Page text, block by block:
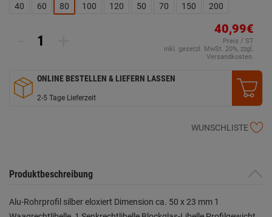
40 60 80 100 120 50 70 150 200
40,99€
Preis / ST
inkl. gesetzl. MwSt. 20%, zzgl.
Versandkosten.
ONLINE BESTELLEN & LIEFERN LASSEN
2-5 Tage Lieferzeit
WUNSCHLISTE
Produktbeschreibung
Alu-Rohrprofil silber eloxiert Dimension ca. 50 x 23 mm 1